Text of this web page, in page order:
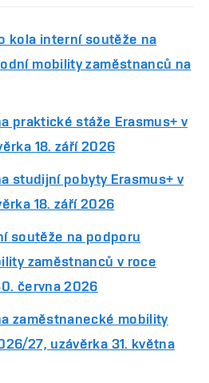
kola interní soutěže na
mobility zaměstnanců na
praktické stáže Erasmus+ v
18. září 2026
studijní pobyty Erasmus+ v
18. září 2026
soutěže na podporu
zaměstnanců v roce
června 2026
zaměstnanecké mobility
27, uzávěrka 31. května